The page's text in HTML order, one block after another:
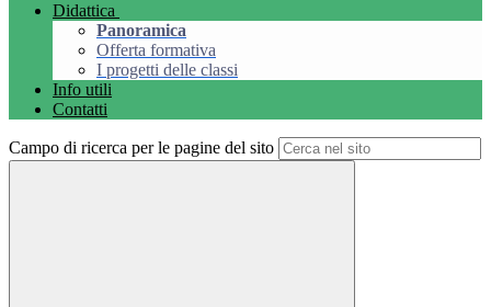
Didattica
Panoramica
Offerta formativa
I progetti delle classi
Info utili
Contatti
Campo di ricerca per le pagine del sito